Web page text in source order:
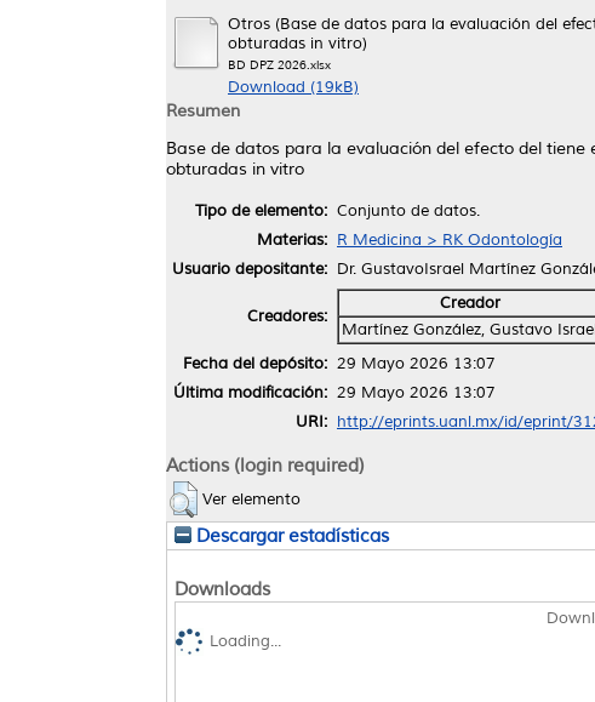
Otros (Base de datos para la evaluación del
obturadas in vitro)
BD DPZ 2026.xlsx
Download (19kB)
Resumen
Base de datos para la evaluación del efecto del
obturadas in vitro
Tipo de elemento: Conjunto de datos.
Materias: R Medicina > RK Odontología
Usuario depositante: Dr. GustavoIsrael Martínez
Creadores:
Creador
Martínez González, Gustavo
Fecha del depósito: 29 Mayo 2026 13:07
Última modificación: 29 Mayo 2026 13:07
URI: http://eprints.uanl.mx/id/eprint/
Actions (login required)
Ver elemento
Descargar estadísticas
Downloads
Loading...